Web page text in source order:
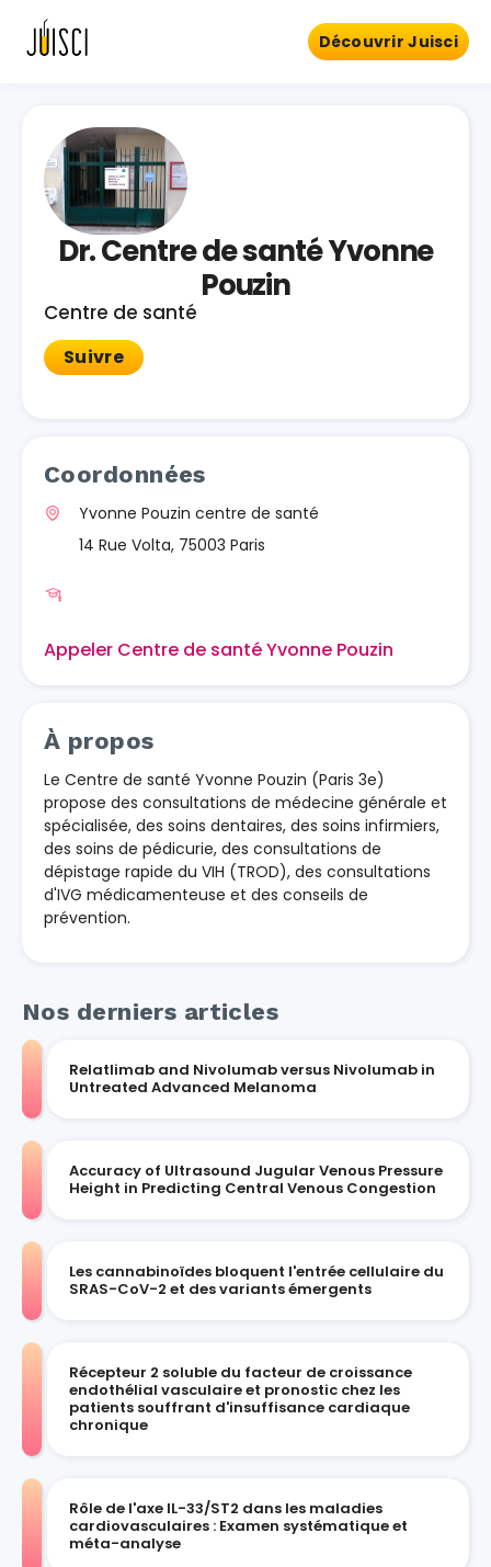
Découvrir Juisci
Dr. Centre de santé Yvonne
Pouzin
Centre de santé
Suivre
Coordonnées
Yvonne Pouzin centre de santé
14 Rue Volta, 75003 Paris
Appeler Centre de santé Yvonne Pouzin
À propos
Le Centre de santé Yvonne Pouzin (Paris 3e)
propose des consultations de médecine générale et
spécialisée, des soins dentaires, des soins infirmiers,
des soins de pédicurie, des consultations de
dépistage rapide du VIH (TROD), des consultations
d'IVG médicamenteuse et des conseils de
prévention.
Nos derniers articles
Relatlimab and Nivolumab versus Nivolumab in
Untreated Advanced Melanoma
Accuracy of Ultrasound Jugular Venous Pressure
Height in Predicting Central Venous Congestion
Les cannabinoïdes bloquent l'entrée cellulaire du
SRAS-CoV-2 et des variants émergents
Récepteur 2 soluble du facteur de croissance
endothélial vasculaire et pronostic chez les
patients souffrant d'insuffisance cardiaque
chronique
Rôle de l'axe IL-33/ST2 dans les maladies
cardiovasculaires : Examen systématique et
méta-analyse